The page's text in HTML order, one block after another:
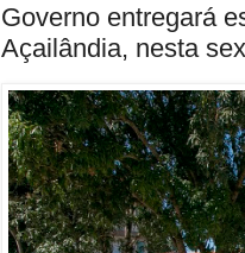
Governo entregará
Açailândia, nesta